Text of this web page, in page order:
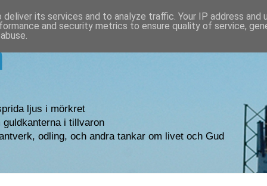
ljus i mörkret
guldkanterna i tillvaron
odling, och andra tankar om livet och Gud
its services and to analyze traffic. Your IP address and
and security metrics to ensure quality of service,